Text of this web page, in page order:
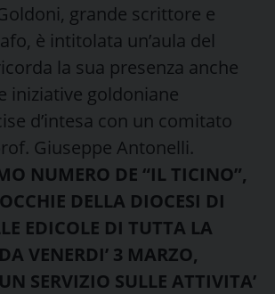
grande scrittore e
è intitolata un’aula del
la sua presenza anche
iniziative goldoniane
d’intesa con un comitato
Giuseppe Antonelli.
NUMERO DE “IL TICINO”,
DELLA DIOCESI DI
EDICOLE DI TUTTA LA
VENERDI’ 3 MARZO,
SERVIZIO SULLE ATTIVITA’